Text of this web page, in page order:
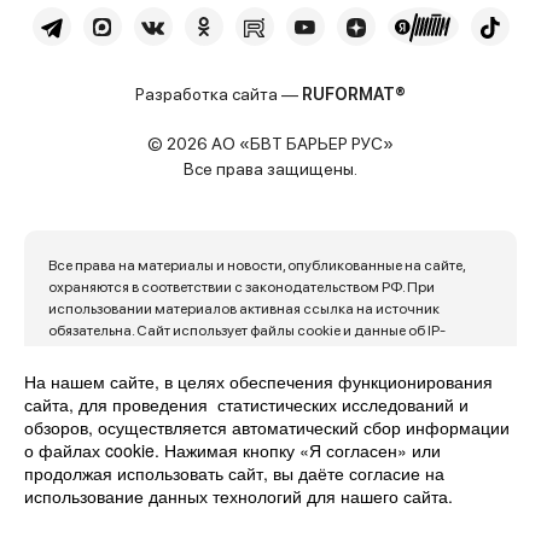
Разработка сайта — RUFORMAT®
© 2026 АО «БВТ БАРЬЕР РУС»
Все права защищены.
Все права на материалы и новости, опубликованные на сайте,
охраняются в соответствии с законодательством РФ. При
использовании материалов активная ссылка на источник
обязательна. Сайт использует файлы cookie и данные об IP-
его использования. Продолжая пользоваться сайтом, вы
автоматически с этим соглашаетесь.
Политика конфиденциальности Карта сайта
На нашем сайте, в целях обеспечения функционирования
сайта, для проведения статистических исследований и
обзоров, осуществляется автоматический сбор информации
о файлах cookie. Нажимая кнопку «Я согласен» или
продолжая использовать сайт, вы даёте согласие на
использование данных технологий для нашего сайта.